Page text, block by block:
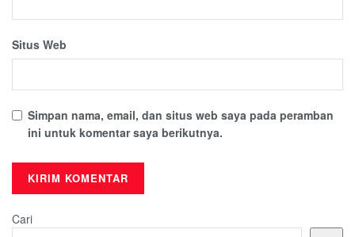
Situs Web
Simpan nama, email, dan situs web saya pada peramban
ini untuk komentar saya berikutnya.
Cari